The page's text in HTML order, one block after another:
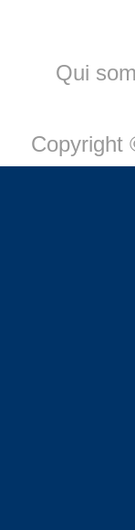
Qui
Copyright